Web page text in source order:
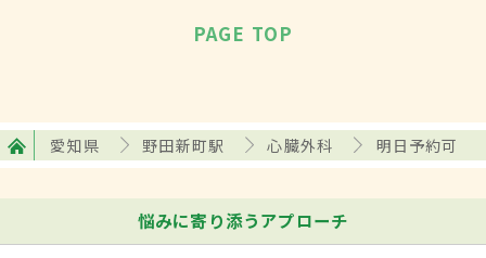
PAGE TOP
愛知県 野田新町駅 心臓外科 明日予約可
悩みに寄り添うアプローチ